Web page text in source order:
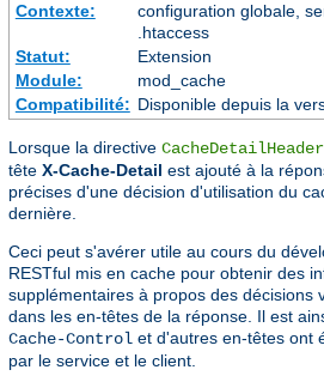
Contexte:
configuration globale,
.htaccess
Statut:
Extension
Module:
mod_cache
Compatibilité: Disponible depuis la
Lorsque la directive CacheDetailHeader
tête X-Cache-Detail est ajouté à la
précises d'une décision d'utilisation du
dernière.
Ceci peut s'avérer utile au cours du
RESTful mis en cache pour obtenir des
supplémentaires à propos des décisions
dans les en-têtes de la réponse. Il est
Cache-Control et d'autres en-têtes ont
par le service et le client.